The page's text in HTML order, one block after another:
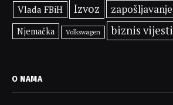
Vlada FBiH Izvoz zapošljavanje
Njemačka Volkswagen biznis vijesti
O NAMA